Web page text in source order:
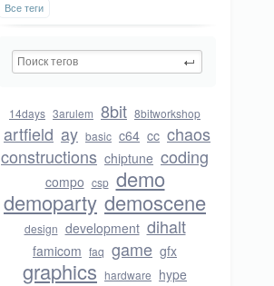
Все теги
14days 3arulem 8bit 8bitworkshop
artfield ay basic c64 cc chaos
constructions chiptune coding
compo csp demo
demoparty demoscene
design development dihalt
famicom faq game gfx
graphics hardware hype